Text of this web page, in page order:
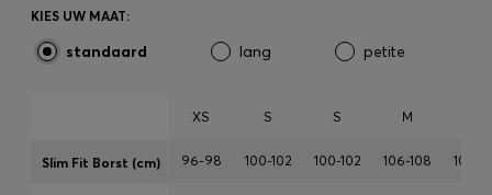
Cadeaus
Sale
KIES UW MAAT:
standaard lang petite
XS S S M
96-98 100-102 100-102 106-108 106-
Slim Fit Borst (cm)